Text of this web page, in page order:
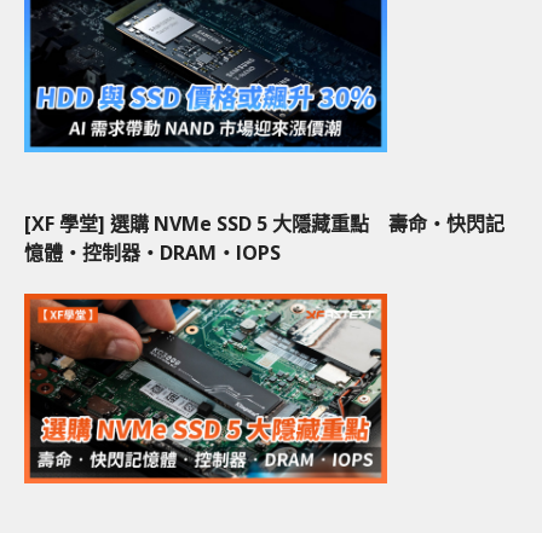
[XF 學堂] 選購 NVMe SSD 5 大隱藏重點 壽命‧快閃記
憶體‧控制器‧DRAM‧IOPS